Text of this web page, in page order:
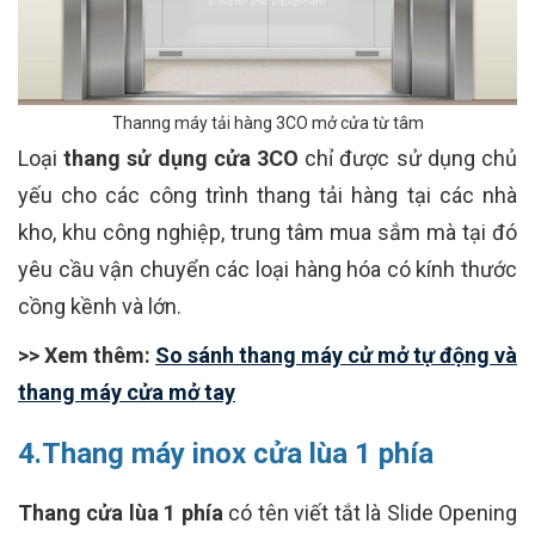
Thanng máy tải hàng 3CO mở cửa từ tâm
Loạithang sử dụng cửa 3CO chỉ được sử dụng chủ
yếu cho các công trình thang tải hàng tại các nhà
kho, khu công nghiệp, trung tâm mua sắm mà tại đó
yêu cầu vận chuyển các loại hàng hóa có kính thước
cồng kềnh và lớn.
>> Xem thêm: So sánh thang máy cử mở tự động và
thang máy cửa mở tay
4.Thang máy inox cửa lùa 1 phía
Thang cửa lùa 1 phía có tên viết tắt là Slide Opening